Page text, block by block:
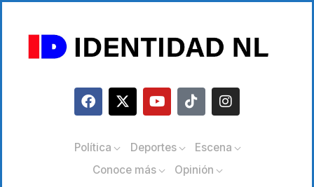
Política Deportes
Escena
Conoce más
Opinión